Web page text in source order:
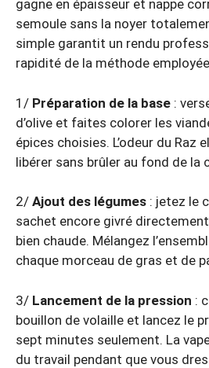
gagne en épaisseur et nappe
semoule sans la noyer
simple garantit un rendu
rapidité de la méthode
1/ Préparation de la base :
d’olive et faites colorer les
épices choisies. L’odeur du Raz
libérer sans brûler au fond de la
2/ Ajout des légumes : jetez le
sachet encore givré
bien chaude. Mélangez
chaque morceau de gras et de
3/ Lancement de la pression :
bouillon de volaille et lancez le
sept minutes seulement. La
du travail pendant que vous